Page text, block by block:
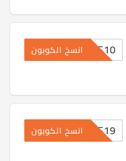
WF10 انسخ الكوبون
MF19 انسخ الكوبون